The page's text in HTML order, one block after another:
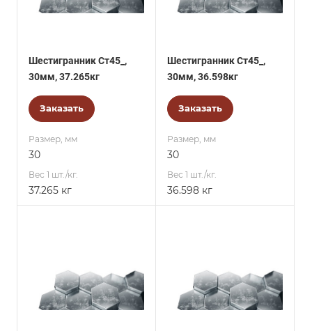
Шестигранник Ст45_,
30мм, 37.265кг
Заказать
Размер, мм
30
Вес 1 шт./кг.
37.265 кг
Шестигранник Ст45_,
30мм, 36.598кг
Заказать
Размер, мм
30
Вес 1 шт./кг.
36.598 кг